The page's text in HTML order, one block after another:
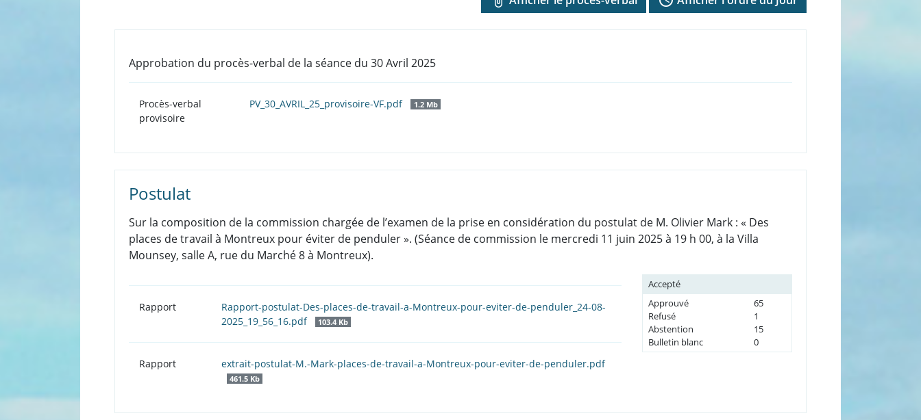
Approbation du procès-verbal de la séance du 30 Avril 2025
Procès-verbal
provisoire
PV_30_AVRIL_25_provisoire-VF.pdf 1.2 Mb
Postulat
Sur la composition de la commission chargée de l’examen de la prise en considération du postulat de M. Olivier Mark : « Des
places de travail à Montreux pour éviter de penduler ». (Séance de commission le mercredi 11 juin 2025 à 19 h 00, à la Villa
Mounsey, salle A, rue du Marché 8 à Montreux).
Rapport
Rapport-postulat-Des-places-de-travail-a-Montreux-pour-eviter-de-penduler_24-08-
2025_19_56_16.pdf
103.4 Kb
Rapport extrait-postulat-M.-Mark-places-de-travail-a-Montreux-pour-eviter-de-penduler.pdf
461.5 Kb
Accepté
Approuvé
65
Refusé
1
Abstention
15
Bulletin blanc
0